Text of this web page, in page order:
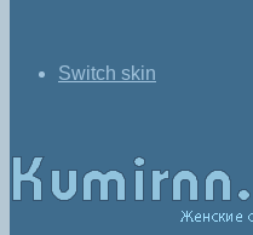
Switch skin